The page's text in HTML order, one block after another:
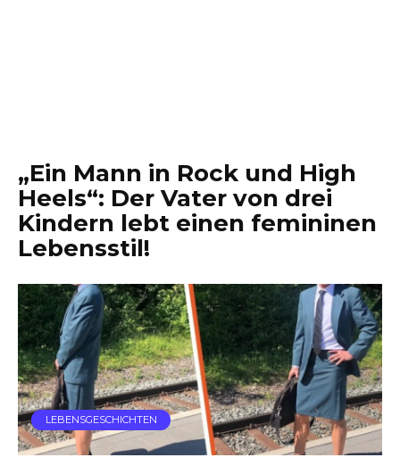
„Ein Mann in Rock und High
Heels“: Der Vater von drei
Kindern lebt einen femininen
Lebensstil!
LEBENSGESCHICHTEN